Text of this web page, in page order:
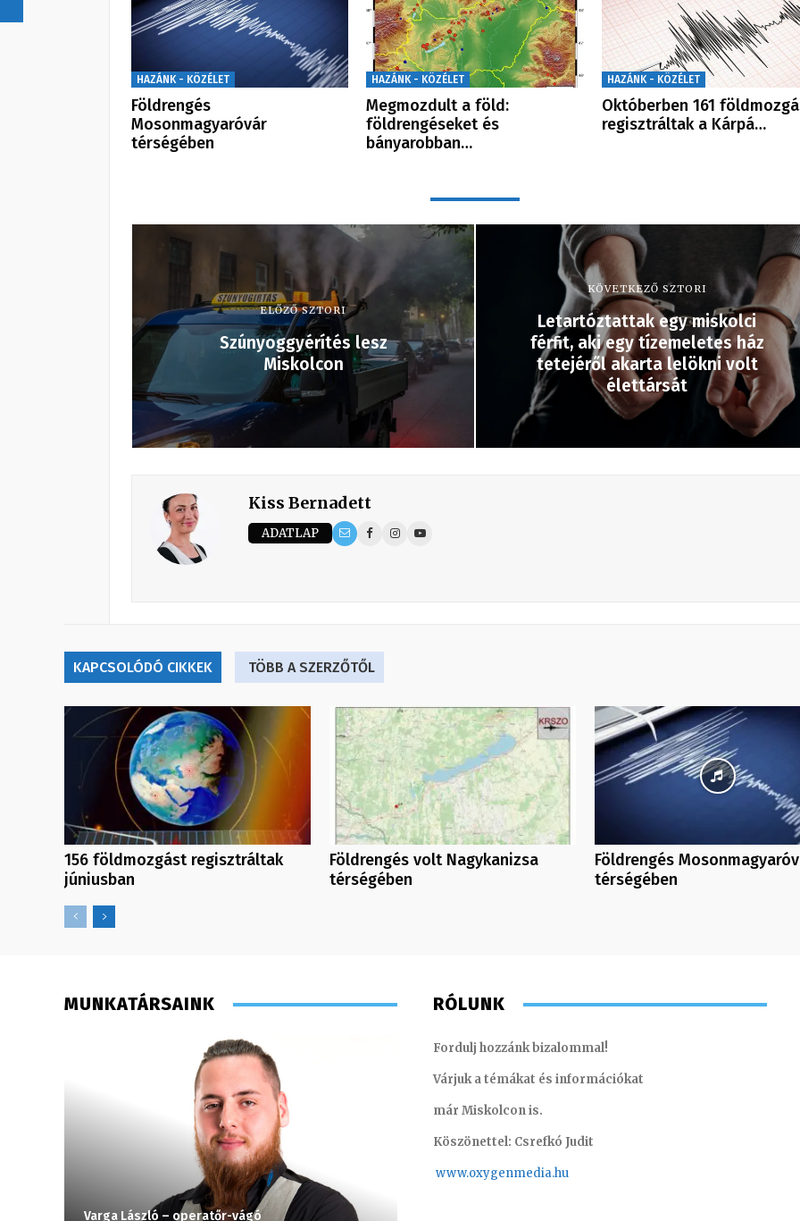
HAZÁNK - KÖZÉLET
Földrengés
Mosonmagyaróvár
térségében
HAZÁNK - KÖZÉLET
Megmozdult a föld:
földrengéseket és
bányarobban…
HAZÁNK - KÖZÉLET
Októberben 161
regisztráltak a Kárpá…
ELŐZŐ SZTORI
Szúnyoggyérítés lesz
Miskolcon
KÖVETKEZŐ SZTORI
Letartóztattak egy miskolci
férfit, aki egy tízemeletes ház
tetejéről akarta lelökni volt
élettársát
Kiss Bernadett
ADATLAP
KAPCSOLÓDÓ CIKKEK TÖBB A SZERZŐTŐL
156 földmozgást regisztráltak
júniusban
Földrengés volt Nagykanizsa
térségében
Földrengés
térségében
MUNKATÁRSAINK
Varga László – operatőr-vágó
RÓLUNK
Fordulj hozzánk bizalommal!
Várjuk a témákat és információkat
már Miskolcon is.
Köszönettel: Csrefkó Judit
www.oxygenmedia.hu